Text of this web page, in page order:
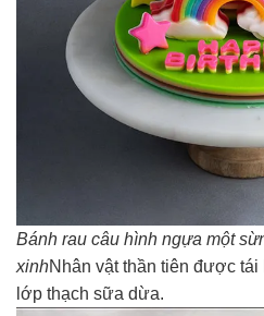
Bánh rau câu hình ngựa một
xinhNhân vật thần tiên được
lớp thạch sữa dừa.